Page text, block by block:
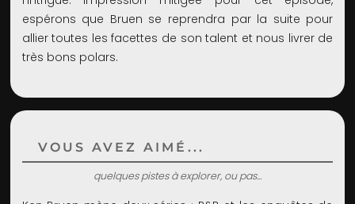
espérons que Bruen se reprendra par la suite pour
allier toutes les facettes de son talent et nous livrer de
très bons polars.
VOUS AVEZ AIMÉ...
quelques pistes à explorer, ou pas...